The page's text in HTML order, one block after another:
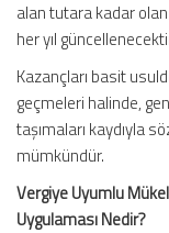
alan tutara kadar
her yıl
Kazançları basit
geçmeleri halinde,
taşımaları kaydıyla
mümkündür.
Vergiye Uyumlu
Uygulaması Nedir?